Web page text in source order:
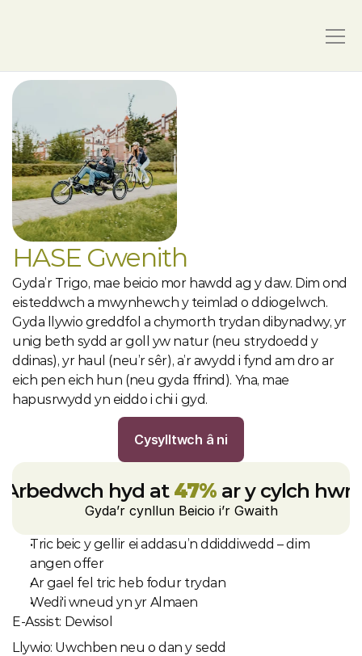
HASE Gwenith
Gyda’r Trigo, mae beicio mor hawdd ag y daw. Dim ond
eisteddwch a mwynhewch y teimlad o ddiogelwch.
Gyda llywio greddfol a chymorth trydan dibynadwy, yr
unig beth sydd ar goll yw natur (neu strydoedd y
ddinas), yr haul (neu’r sêr), a’r awydd i fynd am dro ar
eich pen eich hun (neu gyda ffrind). Yna, mae
hapusrwydd yn eiddo i chi i gyd.
Cysylltwch â ni
Arbedwch hyd at 47% ar y cylch hwn
Gyda’r cynllun Beicio i’r Gwaith
Tric beic y gellir ei addasu’n ddiddiwedd – dim
angen offer
Ar gael fel tric heb fodur trydan
Wedi'i wneud yn yr Almaen
E-Assist: Dewisol
Llywio: Uwchben neu o dan y sedd